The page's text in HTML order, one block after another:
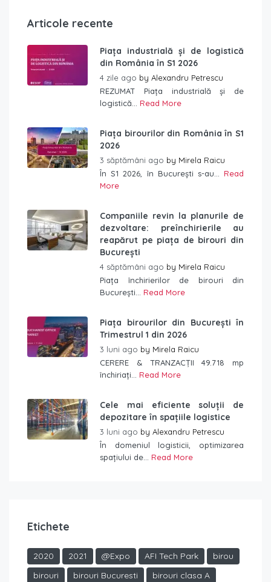
Articole recente
Piața industrială și de logistică
din România în S1 2026
4 zile ago by Alexandru Petrescu
REZUMAT Piața industrială și de
logistică... Read More
Piața birourilor din România în S1
2026
3 săptămâni ago by Mirela Raicu
În S1 2026, în București s-au... Read
More
Companiile revin la planurile de
dezvoltare: preînchirierile au
reapărut pe piața de birouri din
București
4 săptămâni ago by Mirela Raicu
Piața închirierilor de birouri din
București... Read More
Piața birourilor din București în
Trimestrul 1 din 2026
3 luni ago by Mirela Raicu
CERERE & TRANZACȚII 49.718 mp
închiriați... Read More
Cele mai eficiente soluții de
depozitare în spațiile logistice
3 luni ago by Alexandru Petrescu
În domeniul logisticii, optimizarea
spațiului de... Read More
Etichete
2020 2021 @Expo AFI Tech Park
birou
birouri
birouri Bucuresti
birouri clasa A